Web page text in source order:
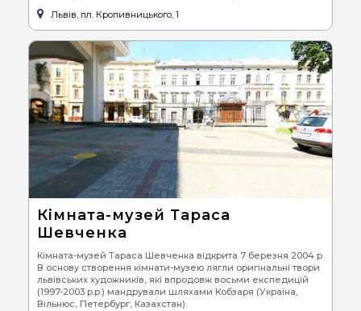
Львів, пл. Кропивницького, 1
Кімната-музей Тараса
Шевченка
Кімната-музей Тараса Шевченка відкрита 7 березня 2004 р.
В основу створення кімнати-музею лягли оригінальні твори
львівських художників, які впродовж восьми експедицій
(1997-2003 р.р.) мандрували шляхами Кобзаря (Україна,
Вільнюс, Петербург, Казахстан).